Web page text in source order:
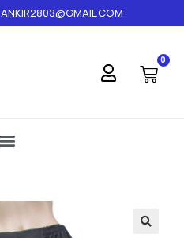
ANKIR2803@GMAIL.COM
0